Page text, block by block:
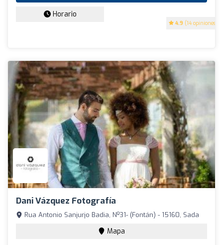
4.9 (14 opiniones)
Horario
Dani Vázquez Fotografía
Rua Antonio Sanjurjo Badia, Nº31- (Fontán) - 15160, Sada
Mapa